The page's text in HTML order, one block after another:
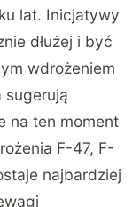
lat. Inicjatywy
dłużej i być
wdrożeniem
sugerują
na ten moment
F-47, F-
najbardziej